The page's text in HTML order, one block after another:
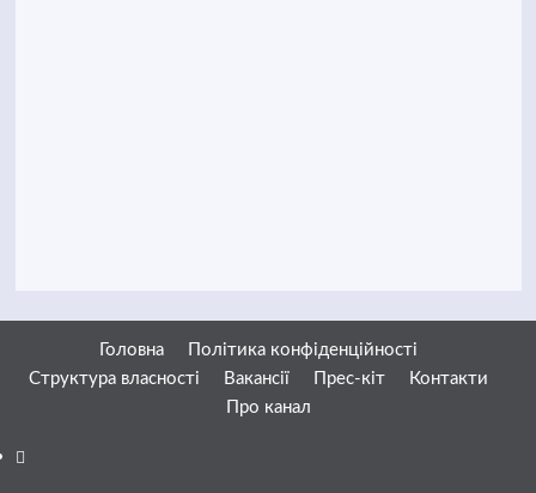
Головна
Політика конфіденційності
Структура власності
Вакансії Прес-кіт
Контакти
Про канал
Facebook